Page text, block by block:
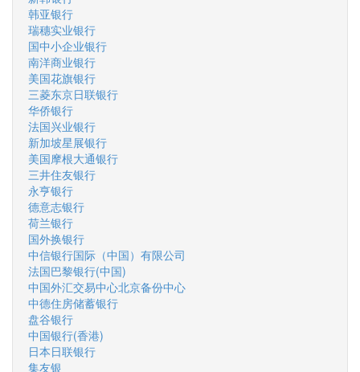
韩亚银行
瑞穗实业银行
国中小企业银行
南洋商业银行
美国花旗银行
三菱东京日联银行
华侨银行
法国兴业银行
新加坡星展银行
美国摩根大通银行
三井住友银行
永亨银行
德意志银行
荷兰银行
国外换银行
中信银行国际（中国）有限公司
法国巴黎银行(中国)
中国外汇交易中心北京备份中心
中德住房储蓄银行
盘谷银行
中国银行(香港)
日本日联银行
集友银